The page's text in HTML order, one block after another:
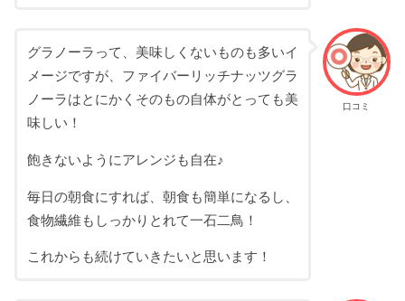
口コミ
グラノーラって、美味しくないものも多いイ
メージですが、ファイバーリッチナッツグラ
ノーラはとにかくそのもの自体がとっても美
味しい！
飽きないようにアレンジも自在♪
毎日の朝食にすれば、朝食も簡単になるし、
食物繊維もしっかりとれて一石二鳥！
これからも続けていきたいと思います！